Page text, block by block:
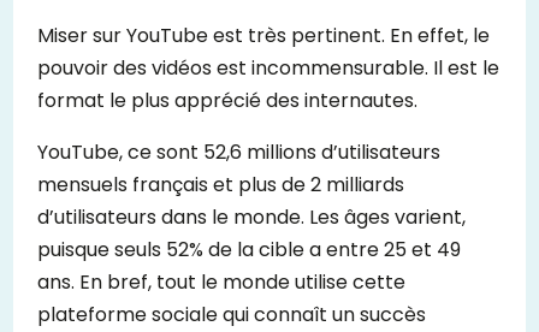
Miser sur YouTube est très pertinent. En effet, le
pouvoir des vidéos est incommensurable. Il est le
format le plus apprécié des internautes.
YouTube, ce sont 52,6 millions d’utilisateurs
mensuels français et plus de 2 milliards
d’utilisateurs dans le monde. Les âges varient,
puisque seuls 52% de la cible a entre 25 et 49
ans. En bref, tout le monde utilise cette
plateforme sociale qui connaît un succès